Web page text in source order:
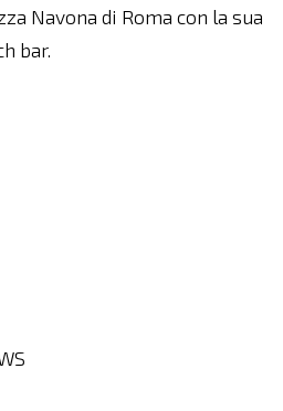
Navona di Roma con la sua
bar.